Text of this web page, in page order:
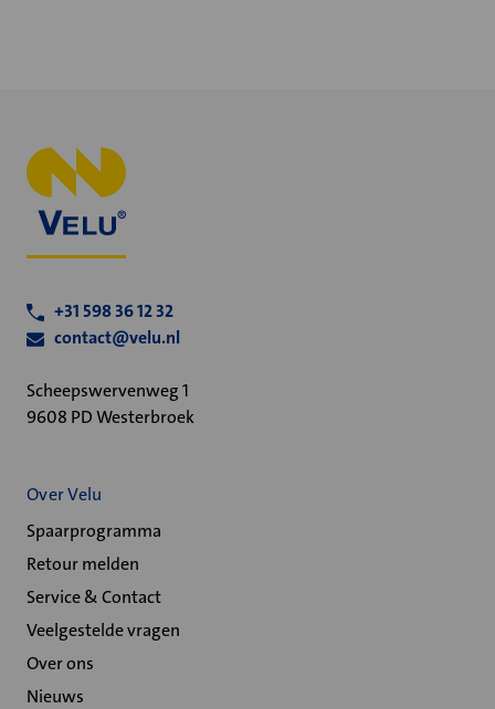
+31 598 36 12 32
contact@velu.nl
Scheepswervenweg 1
9608 PD Westerbroek
Over Velu
Spaarprogramma
Retour melden
Service & Contact
Veelgestelde vragen
Over ons
Nieuws